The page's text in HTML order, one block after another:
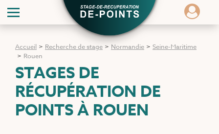
Accueil > Recherche de stage > Normandie > Seine-Maritime
> Rouen
STAGES DE
RÉCUPÉRATION DE
POINTSÀ ROUEN